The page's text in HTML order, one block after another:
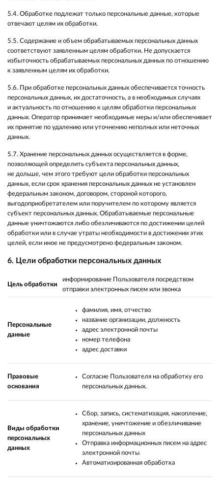
5.4. Обработке подлежат только персональные данные, которые
отвечают целям их обработки.
5.5. Содержание и объем обрабатываемых персональных данных
соответствуют заявленным целям обработки. Не допускается
избыточность обрабатываемых персональных данных по отношению
к заявленным целям их обработки.
5.6. При обработке персональных данных обеспечивается точность
персональных данных, их достаточность, а в необходимых случаях
и актуальность по отношению к целям обработки персональных
данных. Оператор принимает необходимые меры и/или обеспечивает
их принятие по удалению или уточнению неполных или неточных
данных.
5.7. Хранение персональных данных осуществляется в форме,
позволяющей определить субъекта персональных данных,
не дольше, чем этого требуют цели обработки персональных
данных, если срок хранения персональных данных не установлен
федеральным законом, договором, стороной которого,
выгодоприобретателем или поручителем по которому является
субъект персональных данных. Обрабатываемые персональные
данные уничтожаются либо обезличиваются по достижении целей
обработки или в случае утраты необходимости в достижении этих
целей, если иное не предусмотрено федеральным законом.
6. Цели обработки персональных данных
Цель обработки
информирование Пользователя посредством
отправки электронных писем или звонка
Персональные
данные
фамилия, имя, отчество
название организации, должность
адрес электронной почты
номер телефона
адрес доставки
Правовые
основания
Согласие Пользователя на обработку его
персональных данных.
Виды обработки
персональных
данных
Сбор, запись, систематизация, накопление,
хранение, уничтожение и обезличивание
персональных данных
Отправка информационных писем на адрес
электронной почты
Автоматизированная обработка